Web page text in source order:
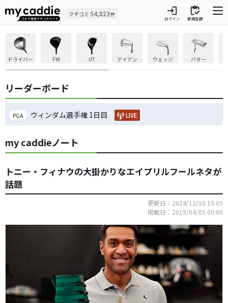
クチコミ 54,023件 login
ログイン
inventory
新規登録
ドライバー FW UT アイアン ウェッジ パター
リーダーボード
PGA ウィンダム選手権 1日目 LIVE
my caddieノート
トニー・フィナウの大掛かりなエイプリルフールネタが
話題
更新日：2024/12/10 15:05
掲載日：2019/04/05 00:00